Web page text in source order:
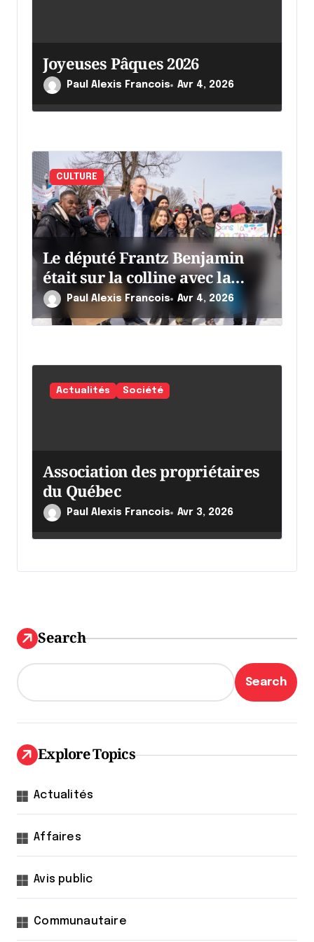
e
Joyeuses Pâques 2026
Paul Alexis Francois Avr 4, 2026
CULTURE
Le député Frantz Benjamin
était sur la colline avec la
chaumine
Paul Alexis Francois Avr 4, 2026
Actualités Société
Association des propriétaires
du Québec
Paul Alexis Francois Avr 3, 2026
Search
Search
Explore Topics
Actualités
Affaires
Avis public
Communautaire